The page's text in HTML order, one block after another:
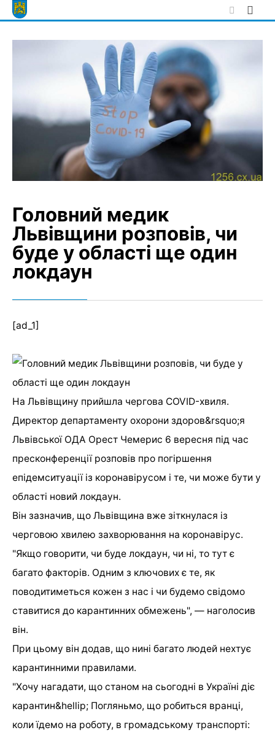
Skip
to
Головний медик
Львівщини розповів, чи
буде у області ще один
локдаун
[ad_1]
На Львівщину прийшла чергова COVID-хвиля.
Директор департаменту охорони здоров&rsquo;я
Львівської ОДА Орест Чемерис 6 вересня під час
пресконференції розповів про погіршення
епідемситуації із коронавірусом і те, чи може бути у
області новий локдаун.
Він зазначив, що Львівщина вже зіткнулася із
черговою хвилею захворювання на коронавірус.
"Якщо говорити, чи буде локдаун, чи ні, то тут є
багато факторів. Одним з ключових є те, як
поводитиметься кожен з нас і чи будемо свідомо
ставитися до карантинних обмежень", — наголосив
він.
При цьому він додав, що нині багато людей нехтує
карантинними правилами.
"Хочу нагадати, що станом на сьогодні в Україні діє
карантин&hellip; Погляньмо, що робиться вранці,
коли їдемо на роботу, в громадському транспорті: